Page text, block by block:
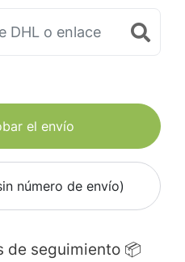
el envío
número de envío)
de seguimiento 📦